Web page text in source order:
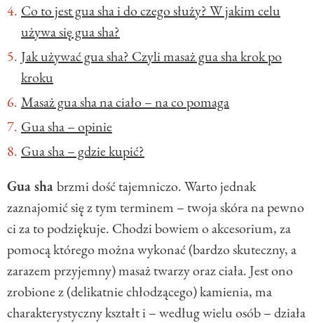
Co to jest gua sha i do czego służy? W jakim celu
używa się gua sha?
Jak używać gua sha? Czyli masaż gua sha krok po
kroku
Masaż gua sha na ciało – na co pomaga
Gua sha – opinie
Gua sha – gdzie kupić?
Gua shabrzmi dość tajemniczo. Warto jednak
zaznajomić się z tym terminem – twoja skóra na pewno
ci za to podziękuje. Chodzi bowiem o akcesorium, za
pomocą którego można wykonać (bardzo skuteczny, a
zarazem przyjemny) masaż twarzy oraz ciała. Jest ono
zrobione z (delikatnie chłodzącego) kamienia, ma
charakterystyczny kształt i – według wielu osób – działa